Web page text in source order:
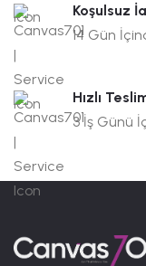
Koşulsuz
14 Gün
Hızlı
3 İş Günü